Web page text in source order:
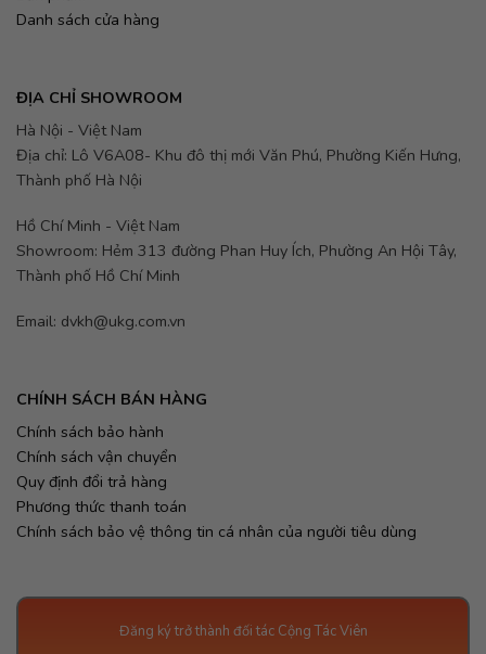
Danh sách cửa hàng
ĐỊA CHỈ SHOWROOM
Hà Nội - Việt Nam
Địa chỉ: Lô V6A08- Khu đô thị mới Văn Phú, Phường Kiến Hưng,
Thành phố Hà Nội
Hồ Chí Minh - Việt Nam
Showroom: Hẻm 313 đường Phan Huy Ích, Phường An Hội Tây,
Thành phố Hồ Chí Minh
Email: dvkh@ukg.com.vn
CHÍNH SÁCH BÁN HÀNG
Chính sách bảo hành
Chính sách vận chuyển
Quy định đổi trả hàng
Phương thức thanh toán
Chính sách bảo vệ thông tin cá nhân của người tiêu dùng
Đăng ký trở thành đối tác Cộng Tác Viên